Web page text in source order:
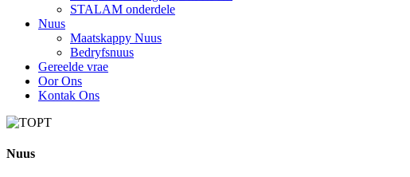
STALAM onderdele
Nuus
Maatskappy Nuus
Bedryfsnuus
Gereelde vrae
Oor Ons
Kontak Ons
Nuus